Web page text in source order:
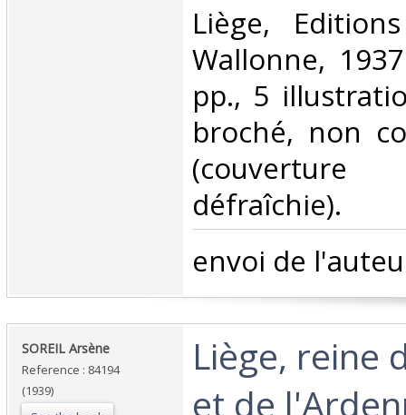
‎Liège,
Wallonne,
pp., 5
broché, non
(couverture
défraîchie).‎
‎envoi de
‎SOREIL Arsène ‎
Reference : 84194
(1939)
‎Liège, reine
et de